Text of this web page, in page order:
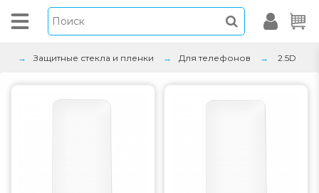
Защитные стекла и пленки Для телефонов 2.5D